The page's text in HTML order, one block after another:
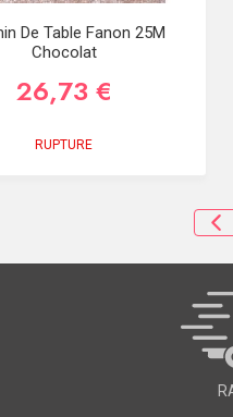
De Table Fanon 25M
Chocolat
26,73 €
RUPTURE